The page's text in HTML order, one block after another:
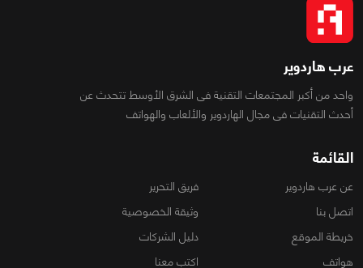
عرب هاردوير
واحد من أكبر المجتمعات التقنية فى الشرق الأوسط تتحدث عن
أحدث التقنيات فى مجال الهاردوير والألعاب والهواتف
القائمة
عن عرب هاردوير
فريق التحرير
اتصل بنا
وثيقة الخصوصية
خريطة الموقع
دليل الشركات
هواتف
اكتب معنا